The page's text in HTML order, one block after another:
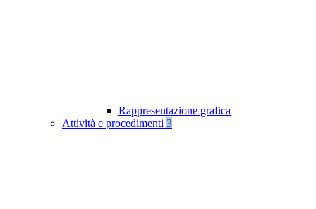
Rappresentazione grafica
Attività e procedimenti 3